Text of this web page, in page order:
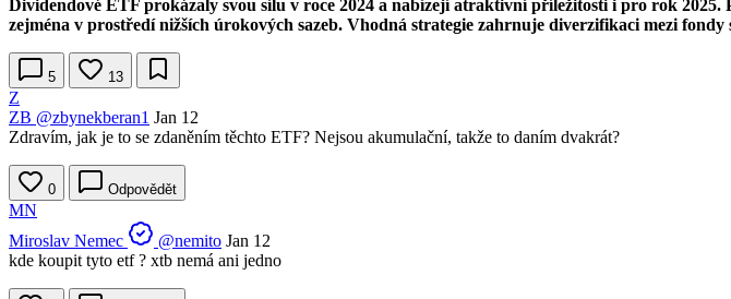
Dividendové ETF prokázaly svou sílu v roce 2024 a nabízejí atraktivní příležitosti i pro rok
zejména v prostředí nižších úrokových sazeb. Vhodná strategie zahrnuje diverzifikaci mezi
5 13
Z
ZB @zbynekberan1 Jan 12
Zdravím, jak je to se zdaněním těchto ETF? Nejsou akumulační, takže to daním dvakrát?
0 Odpovědět
MN
Miroslav Nemec
@nemito Jan 12
kde koupit tyto etf ? xtb nemá ani jedno